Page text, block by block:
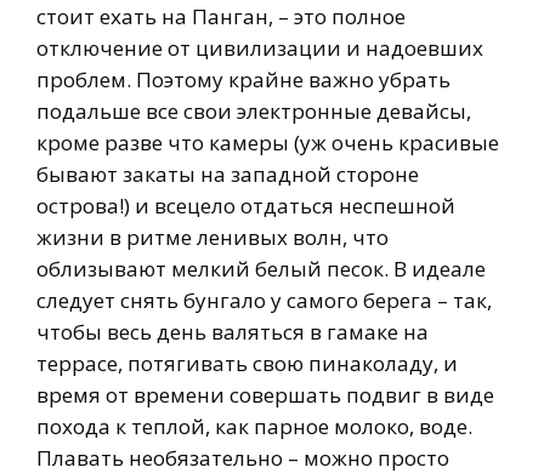
стоит ехать на Панган, – это полное
отключение от цивилизации и надоевших
проблем. Поэтому крайне важно убрать
подальше все свои электронные девайсы,
кроме разве что камеры (уж очень красивые
бывают закаты на западной стороне
острова!) и всецело отдаться неспешной
жизни в ритме ленивых волн, что
облизывают мелкий белый песок. В идеале
следует снять бунгало у самого берега – так,
чтобы весь день валяться в гамаке на
террасе, потягивать свою пинаколаду, и
время от времени совершать подвиг в виде
похода к теплой, как парное молоко, воде.
Плавать необязательно – можно просто